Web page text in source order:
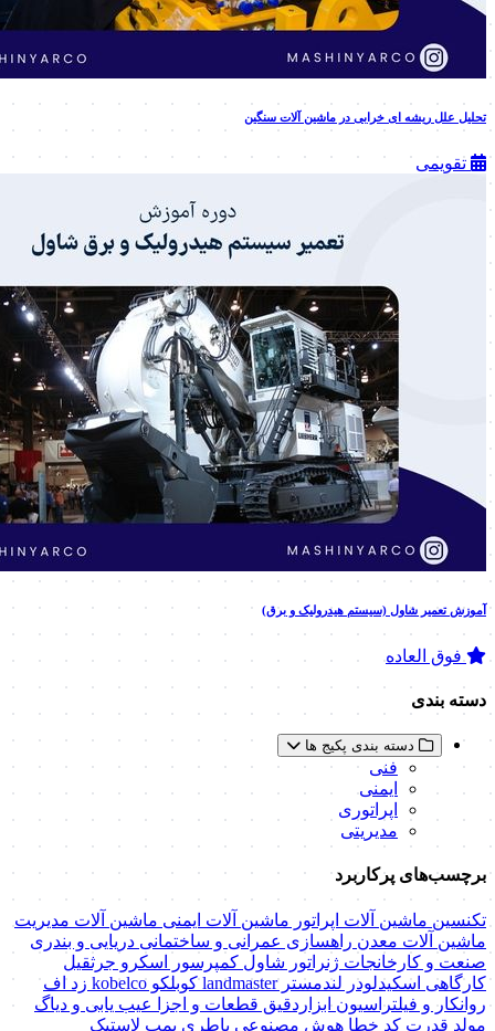
تحلیل علل ریشه ای خرابی در ماشین آلات سنگین
تقویمی
آموزش تعمیر شاول (سیستم هیدرولیک و برق)
فوق العاده
دسته بندی
دسته بندی پکیج ها
فنی
ایمنی
اپراتوری
مدیریتی
برچسب‌های پرکاربرد
تکنسین ماشین آلات اپراتور ماشین آلات ایمنی ماشین آلات مدیریت
ماشین آلات معدن راهسازی عمرانی و ساختمانی دریایی و بندری
صنعت و کارخانجات ژنراتور شاول کمپرسور اسکرو جرثقیل
کارگاهی اسکیدلودر لندمسترlandmaster کوبلکو kobelco زد اف
روانکار و فیلتراسیونابزاردقیق قطعات و اجزا
عیب یابی و دیاگ
مولد قدرت کد خطا هوش مصنوعی باطری پمپ لاستیک